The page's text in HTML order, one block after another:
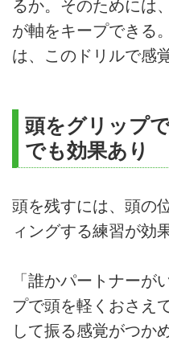
るか。そのためには
が軸をキープできる
は、このドリルで感
頭をグリップ
でも効果あり
頭を残すには、頭の
ィングする練習が効
「誰かパートナーが
プで頭を軽くおさえ
して振る感覚がつか